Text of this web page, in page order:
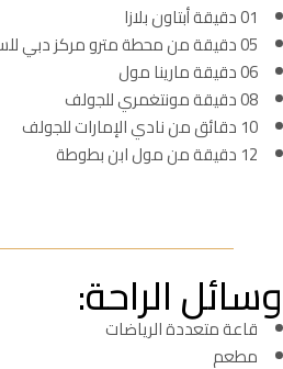
01 دقيقة أبتاون بلازا
05 دقيقة من محطة مترو مركز دبي للسلع المتعددة
06 دقيقة مارينا مول
08 دقيقة مونتغمري للجولف
10 دقائق من نادي الإمارات للجولف
12 دقيقة من مول ابن بطوطة
وسائل الراحة:
قاعة متعددة الرياضات
مطعم